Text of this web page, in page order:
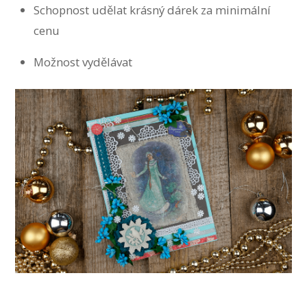
Schopnost udělat krásný dárek za minimální
cenu
Možnost vydělávat